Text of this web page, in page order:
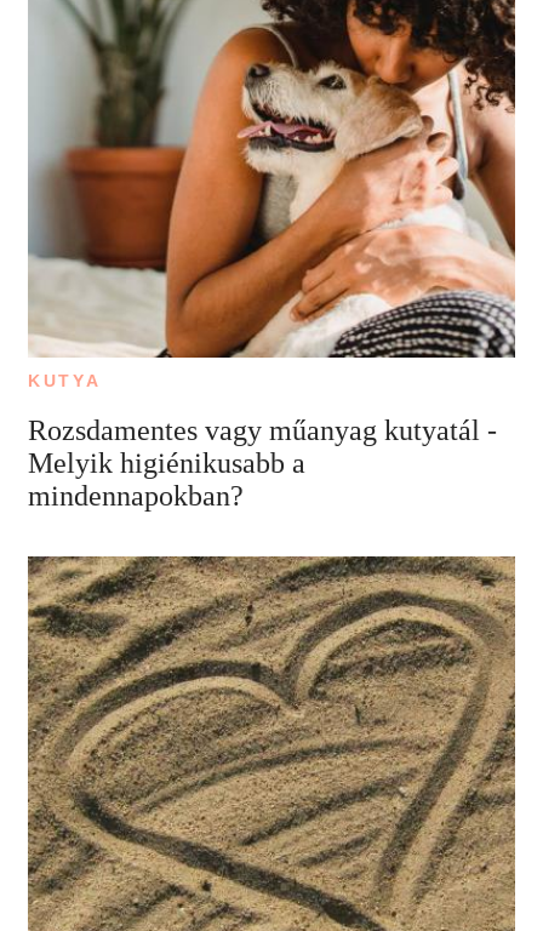
KUTYA
Rozsdamentes vagy műanyag kutyatál -
Melyik higiénikusabb a
mindennapokban?